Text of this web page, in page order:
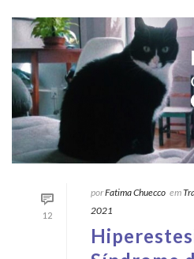
12
porFatima Chuecco em
2021